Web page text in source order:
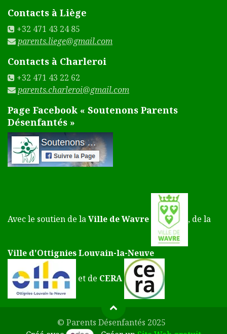
Contacts à Liège
+32 471 43 24 85
parents.liege@gmail.com
Contacts à Charleroi
+32 471 43 22 62
parents.charleroi@gmail.com
Page Facebook « Soutenons Parents
Désenfantés »
Avec le soutien de laVille de Wavre , de la
Ville d'Ottignies Louvain-la-Neuve
et de CERA
© Parents Désenfantés 2025